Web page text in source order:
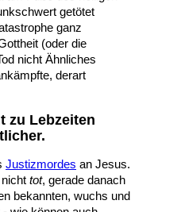
getötet
ganz
(oder die
nicht Ähnliches
derart
zu Lebzeiten
Justizmordes an Jesus.
tot, gerade danach
bekannten, wuchs und